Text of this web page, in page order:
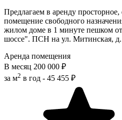
Предлагаем в аренду
помещение свободного
жилом доме в 1 минуте пешком
шоссе". ПСН на ул. Митинская, д.
Аренда помещения
В месяц 200 000 ₽
за м2 в год - 45 455 ₽